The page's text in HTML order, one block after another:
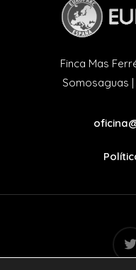
Finca Mas
Somosaguas |
twitter